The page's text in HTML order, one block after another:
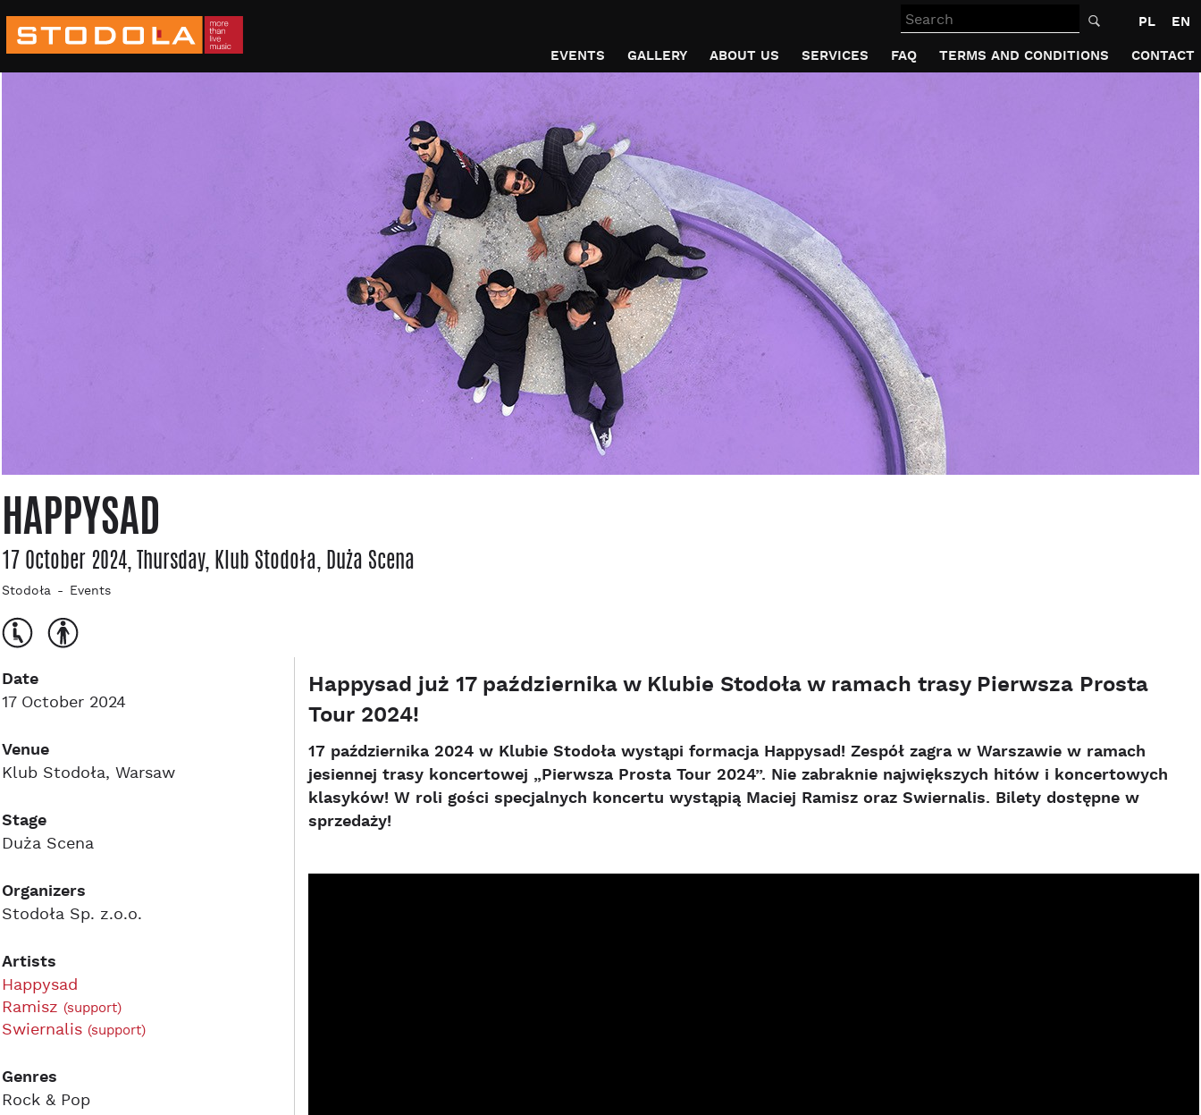
Search PL
EN
EVENTS
GALLERY ABOUT US SERVICES FAQ TERMS AND CONDITIONS CONTACT
HAPPYSAD
17 October 2024, Thursday, Klub Stodoła, Duża Scena
Stodoła Events
Date
17 October 2024
Venue
Klub Stodoła, Warsaw
Stage
Duża Scena
Organizers
Stodoła Sp. z.o.o.
Artists
Happysad
Ramisz (support)
Swiernalis (support)
Genres
Rock & Pop
Happysad już 17 października w Klubie Stodoła w ramach trasy Pierwsza Prosta
Tour 2024!
17 października 2024 w Klubie Stodoła wystąpi formacja Happysad! Zespół zagra w Warszawie w ramach
jesiennej trasy koncertowej „Pierwsza Prosta Tour 2024”. Nie zabraknie największych hitów i koncertowych
klasyków! W roli gości specjalnych koncertu wystąpią Maciej Ramisz oraz Swiernalis. Bilety dostępne w
sprzedaży!